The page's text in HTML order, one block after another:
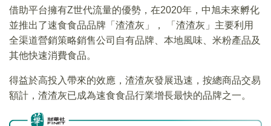
借助平台擁有Z世代流量的優勢，在2020年，中旭未來孵化
並推出了速食食品品牌「渣渣灰」， 「渣渣灰」主要利用
全渠道營銷策略銷售公司自有品牌、本地風味、米粉產品及
其他快速消費食品。
得益於高投入帶來的效應，渣渣灰發展迅速，按總商品交易
額計，渣渣灰已成為速食食品行業增長最快的品牌之一。